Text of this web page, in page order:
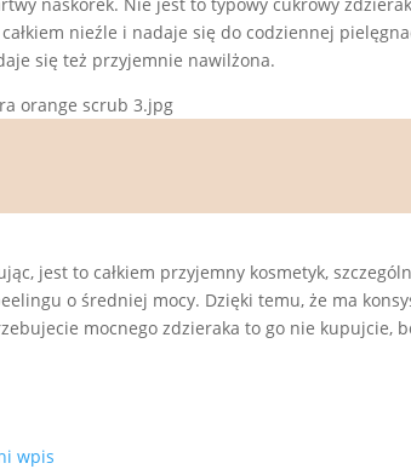
naskórek. Nie jest to typowy cukrowy
nieźle i nadaje się do codziennej
się też przyjemnie nawilżona.
jest to całkiem przyjemny kosmetyk,
o średniej mocy. Dzięki temu, że ma
mocnego zdzieraka to go nie kupujcie,
wpis